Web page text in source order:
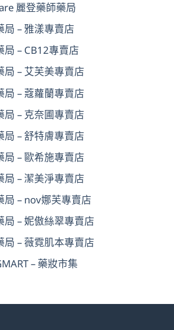
麗登藥師藥局
局 – 雅漾專賣店
局 – CB12專賣店
局 – 艾芙美專賣店
局 – 蔻蘿蘭專賣店
局 – 克奈圃專賣店
局 – 舒特膚專賣店
局 – 歐希施專賣店
局 – 潔美淨專賣店
局 – nov娜芙專賣店
局 – 妮傲絲翠專賣店
局 – 薇霓肌本專賣店
– 藥妝市集